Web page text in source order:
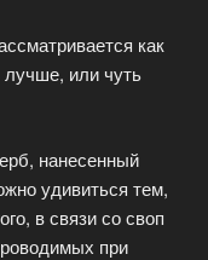
как
или чуть
нанесенный
удивиться тем,
в связи со своп
при